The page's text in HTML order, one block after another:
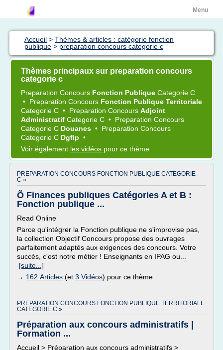
Menu
Accueil > Thèmes & articles : catégorie fonction
publique > preparation concours categorie c
Thèmes principaux sur preparation concours
categorie c
Preparation Concours Fonction Publique Categorie C
• Preparation Concours Fonction Publique Territoriale
Categorie C • Preparation Concours Adjoint
Administratif Categorie C • Preparation Concours
Categorie C Douanes • Preparation Concours
Categorie C Dgfip •
Voir également les vidéos pour ce thème
PREPARATION CONCOURS FONCTION PUBLIQUE CATEGORIE
C »
Õ Finances publiques Catégories A et B :
Fonction publique ...
Read Online
Parce qu'intégrer la Fonction publique ne s'improvise pas,
la collection Objectif Concours propose des ouvrages
parfaitement adaptés aux exigences des concours. Votre
succès, c'est notre métier ! Enseignants en IPAG ou...
[suite...]
→ 162 Articles (et 3 Vidéos) pour ce thème
PREPARATION CONCOURS FONCTION PUBLIQUE TERRITORIALE
CATEGORIE C »
Préparation aux concours administratifs |
Formation ...
Accueil > Préparation aux concours administratifs >